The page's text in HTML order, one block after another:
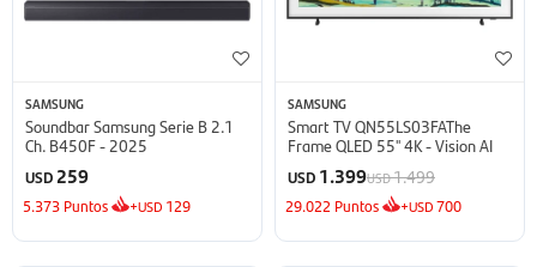
SAMSUNG
Soundbar Samsung Serie B 2.1
Ch. B450F - 2025
USD 259
5.373 Puntos +USD 129
SAMSUNG
Smart TV QN55LS03FAThe
Frame QLED 55'' 4K - Vision AI
USD 1.399USD1.499
29.022 Puntos +USD700